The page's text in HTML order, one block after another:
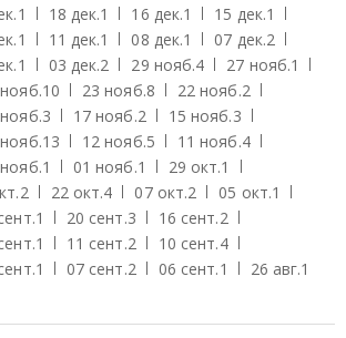
1 18 дек.1 16 дек.1 15 дек.1
1 11 дек.1 08 дек.1 07 дек.2
1 03 дек.2 29 нояб.4 27 нояб.1
10 23 нояб.8 22 нояб.2
3 17 нояб.2 15 нояб.3
13 12 нояб.5 11 нояб.4
1 01 нояб.1 29 окт.1
2 22 окт.4 07 окт.2 05 окт.1
1 20 сент.3 16 сент.2
1 11 сент.2 10 сент.4
1 07 сент.2 06 сент.1 26 авг.1